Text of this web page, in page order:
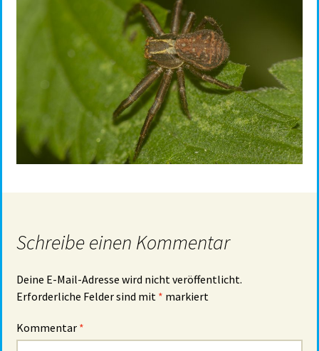
Schreibe einen Kommentar
Deine E-Mail-Adresse wird nicht veröffentlicht.
Erforderliche Felder sind mit * markiert
Kommentar *